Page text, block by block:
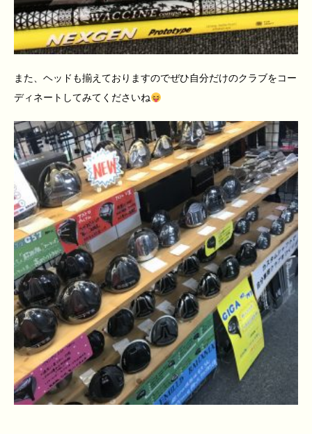
また、ヘッドも揃えておりますのでぜひ自分だけのクラブをコー
ディネートしてみてくださいね